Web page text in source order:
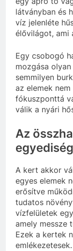
látványban és
víz jelenléte
élővilágot, ami
Egy csobogó
mozgása
semmilyen
az elemek
fókuszponttá
válik a nyári
Az
A kert akkor
egyes elemek
erősítve
tudatos
vízfelületek
amely messze
Ezek a kertek
emlékezetesek.